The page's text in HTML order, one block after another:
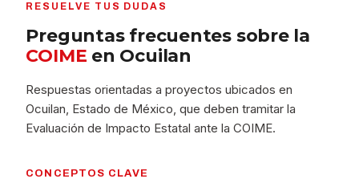
RESUELVE TUS DUDAS
Preguntas frecuentes sobre la
COIME en Ocuilan
Respuestas orientadas a proyectos ubicados en
Ocuilan, Estado de México, que deben tramitar la
Evaluación de Impacto Estatal ante la COIME.
CONCEPTOS CLAVE